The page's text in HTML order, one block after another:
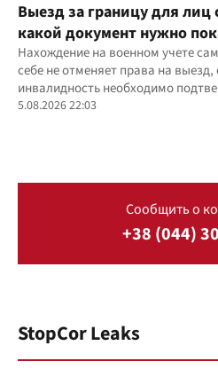
Выезд за границу для лиц
какой документ нужно
Нахождение на военном учете
себе не отменяет права на выезд,
инвалидность необходимо
документально
5.08.2026 22:03
Сообщить о
+38 (044)
StopCor Leaks